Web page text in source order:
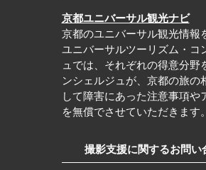
京都ユニバーサル観光ナビ
京都のユニバーサル観光情報
ユニバーサルツーリズム・コ
ュでは、それぞれの得意分野
ンシェルジュが、京都の旅の
して障害にあった注意事項や
を無償でさせていただきます。
撮影支援に関するお問い